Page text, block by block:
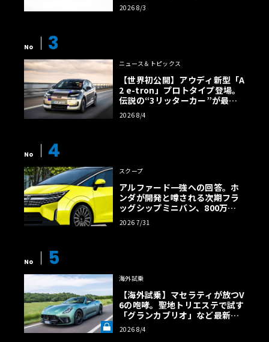
2026 8/3
No 3
ニュース＆トピックス
【世界初公開】アウディ新型「A
2 e-tron」プロトタイプ登場。
伝説の“3リッターカー”が最高
効率エントリーBEVとして復活
【画像38枚】
2026 8/4
No 4
スクープ
アルファード一強への回答。ホ
ンダが開発と噂される次期フラ
ッグシップミニバン、800万円
超の勝算【予想CG】
2026 7/31
No 5
海外試乗
【海外試乗】マセラティが放つV
6の咆哮。聖地トリエステで試す
「グランカブリオ」など最新ト
ロフェオ3台の官能評価《LE VO
LANT LAB》
2026 8/4